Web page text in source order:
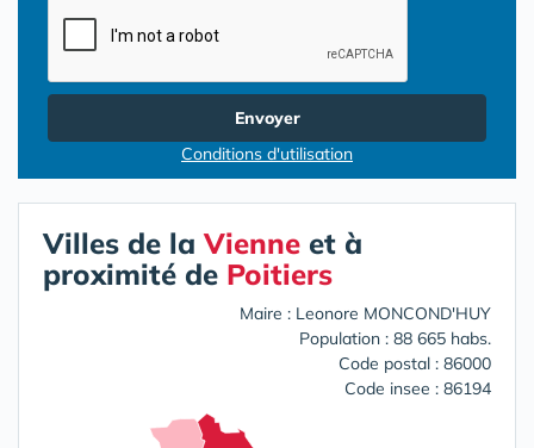
Envoyer
Conditions d'utilisation
Villes de laVienne et à
proximité de Poitiers
Maire : Leonore MONCOND'HUY
Population : 88 665 habs.
Code postal : 86000
Code insee : 86194